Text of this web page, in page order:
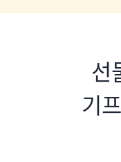
선
기